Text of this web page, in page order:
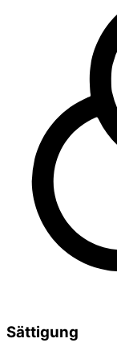
Sättigung